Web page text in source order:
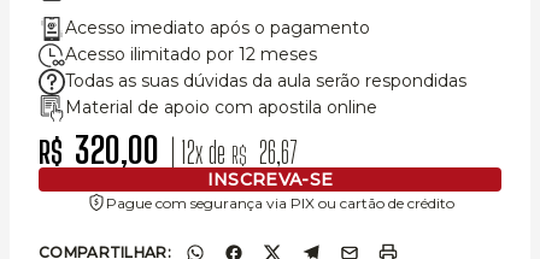
Acesso imediato após o pagamento
Acesso ilimitado por 12 meses
Todas as suas dúvidas da aula serão respondidas
Material de apoio com apostila online
R$ 320,00 | 12x de R$ 26,67
INSCREVA-SE
Pague com segurança via PIX ou cartão de crédito
COMPARTILHAR: